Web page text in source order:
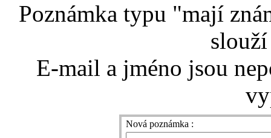
Poznámka typu "mají
E-mail a jméno jsou
Nová poznámka :